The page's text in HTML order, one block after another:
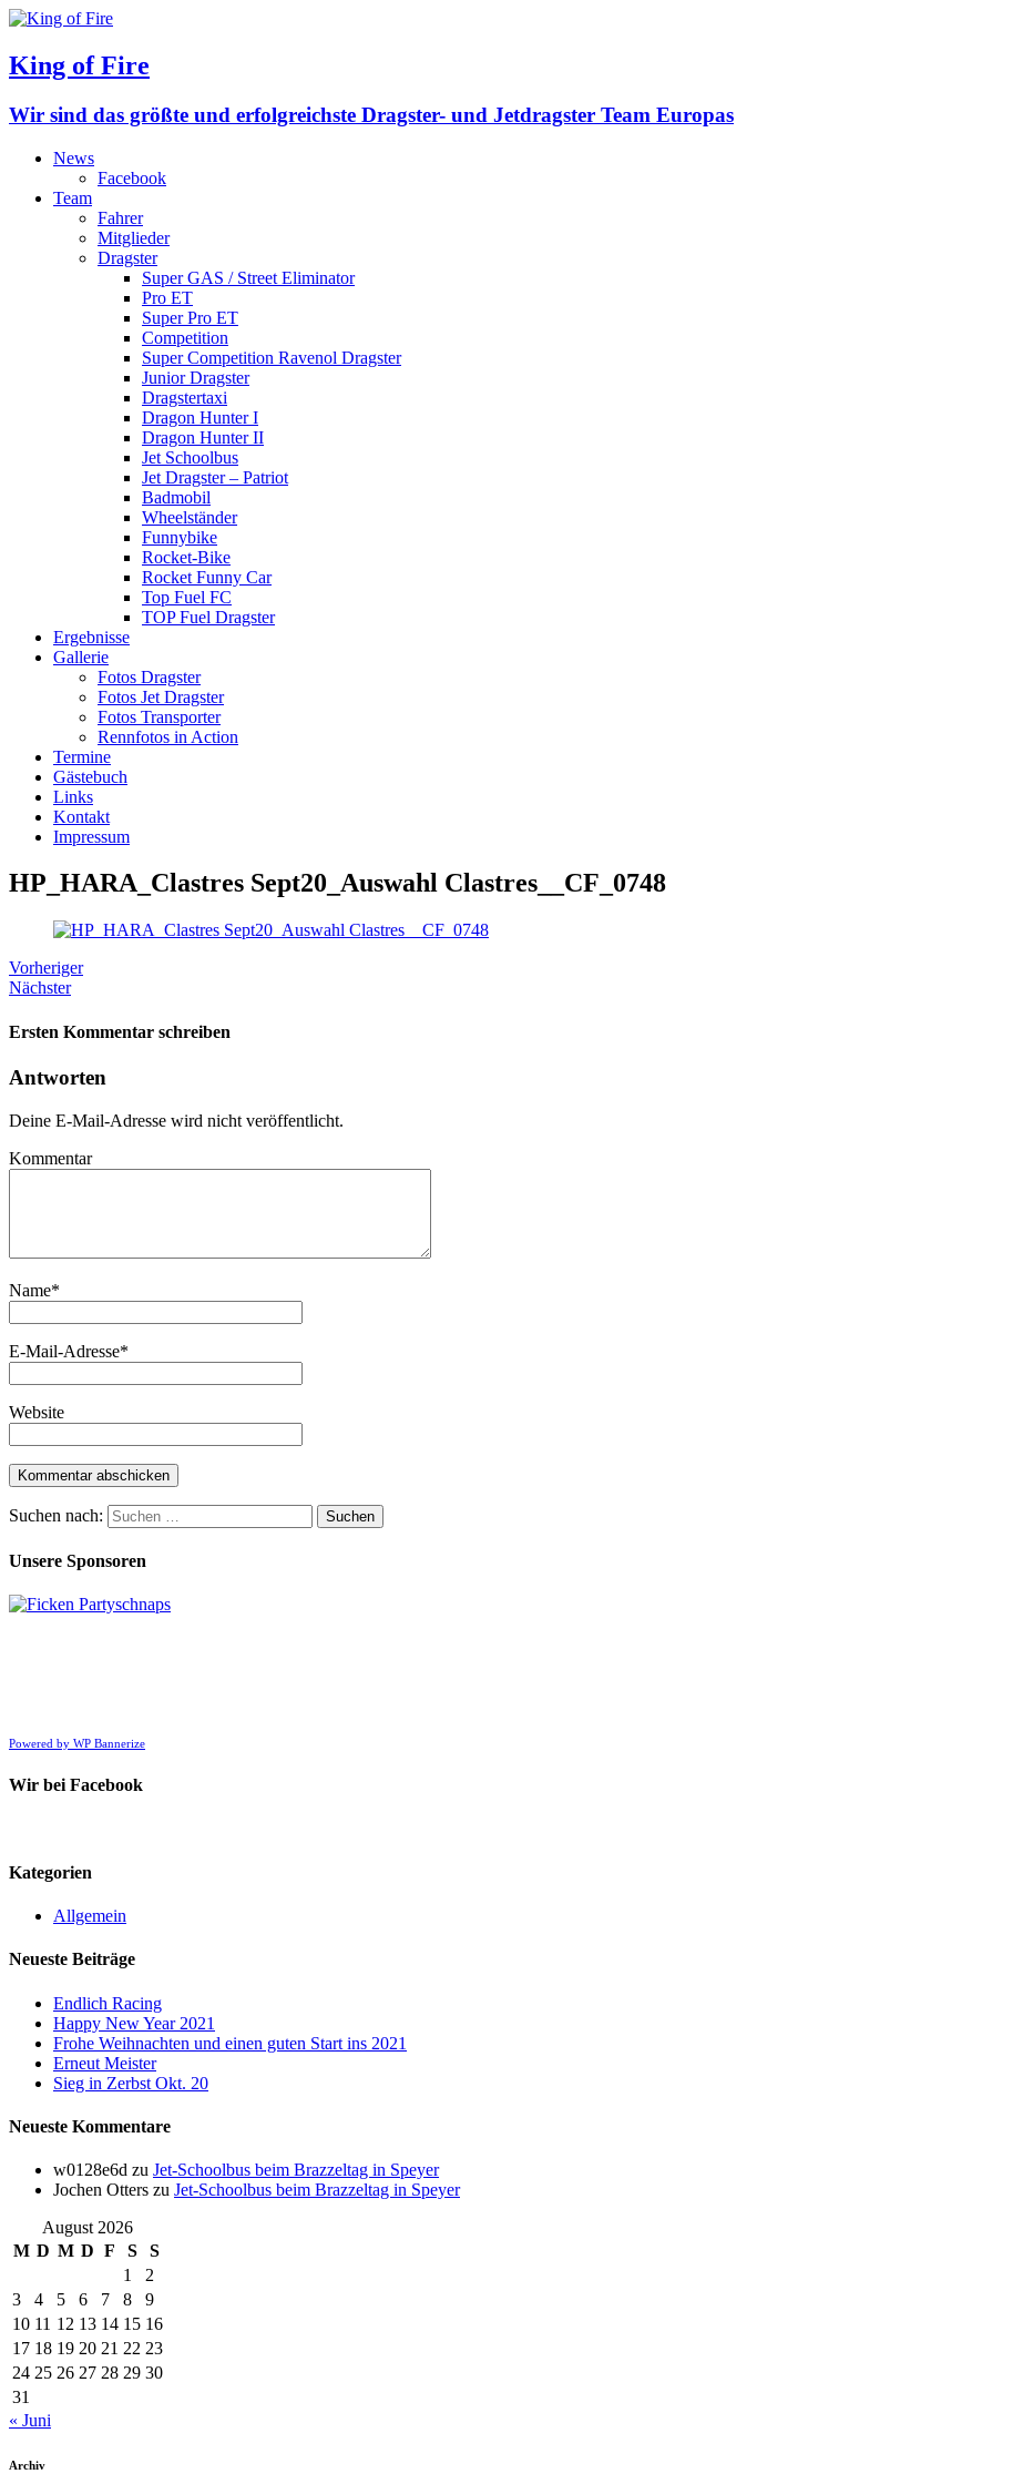
King of Fire
Wir sind das größte und erfolgreichste Dragster- und Jetdragster Team Europas
News
Facebook
Team
Fahrer
Mitglieder
Dragster
Super GAS / Street Eliminator
Pro ET
Super Pro ET
Competition
Super Competition Ravenol Dragster
Junior Dragster
Dragstertaxi
Dragon Hunter I
Dragon Hunter II
Jet Schoolbus
Jet Dragster – Patriot
Badmobil
Wheelständer
Funnybike
Rocket-Bike
Rocket Funny Car
Top Fuel FC
TOP Fuel Dragster
Ergebnisse
Gallerie
Fotos Dragster
Fotos Jet Dragster
Fotos Transporter
Rennfotos in Action
Termine
Gästebuch
Links
Kontakt
Impressum
HP_HARA_Clastres Sept20_Auswahl Clastres__CF_0748
Vorheriger
Nächster
Ersten Kommentar schreiben
Antworten
Deine E-Mail-Adresse wird nicht veröffentlicht.
Kommentar
Name*
E-Mail-Adresse*
Website
Suchen nach:
Unsere Sponsoren
Powered by WP Bannerize
Wir bei Facebook
Kategorien
Allgemein
Neueste Beiträge
Endlich Racing
Happy New Year 2021
Frohe Weihnachten und einen guten Start ins 2021
Erneut Meister
Sieg in Zerbst Okt. 20
Neueste Kommentare
w0128e6d zu Jet-Schoolbus beim Brazzeltag in Speyer
Jochen Otters zu Jet-Schoolbus beim Brazzeltag in Speyer
August 2026
M D M D F S
S
1
2
3
4 5 6 7 8
9
10 11 12 13 14 15 16
17 18 19 20 21 22 23
24 25 26 27 28 29 30
31
« Juni
Archiv